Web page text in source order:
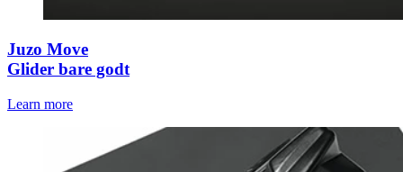
Juzo Move
Glider bare godt
Learn more